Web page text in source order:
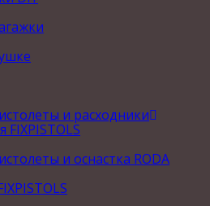
и расходники
FIXPISTOLS
и оснастка RODA